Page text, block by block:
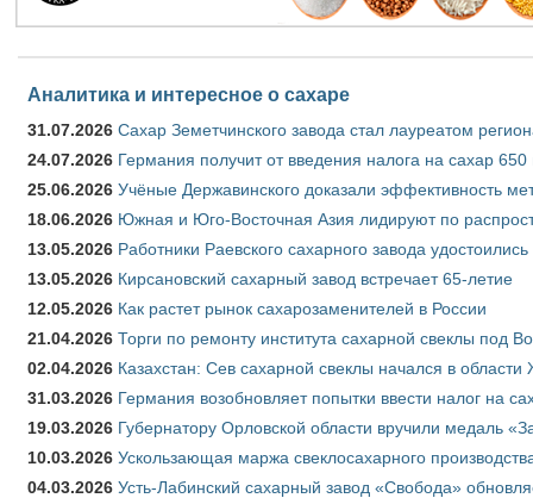
Аналитика и интересное о сахаре
31.07.2026 Сахар Земетчинского завода стал лауреатом
24.07.2026 Германия получит от введения налога на сахар
25.06.2026 Учёные Державинского доказали эффективность
18.06.2026 Южная и Юго-Восточная Азия лидируют по
13.05.2026 Работники Раевского сахарного завода удостоились
13.05.2026 Кирсановский сахарный завод встречает 65-летие
12.05.2026 Как растет рынок сахарозаменителей в России
21.04.2026 Торги по ремонту института сахарной свеклы под
02.04.2026 Казахстан: Сев сахарной свеклы начался в области
31.03.2026 Германия возобновляет попытки ввести налог на
19.03.2026 Губернатору Орловской области вручили медаль
10.03.2026 Ускользающая маржа свеклосахарного
04.03.2026 Усть-Лабинский сахарный завод «Свобода»